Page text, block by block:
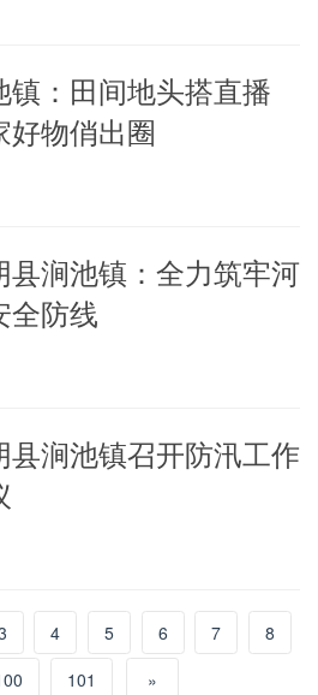
镇：田间地头搭直播
好物俏出圈
县涧池镇：全力筑牢河
全防线
县涧池镇召开防汛工作
4 5 6 7
8
101 »